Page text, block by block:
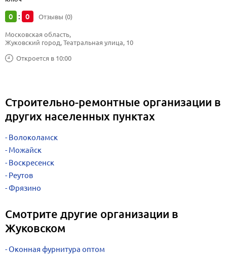
0 : 0 Отзывы (0)
Откроется в 10:00
Московская область,
Жуковский город, Театральная улица, 10
Строительно-ремонтные организации в
других населенных пунктах
Волоколамск
Можайск
Воскресенск
Реутов
Фрязино
Смотрите другие организации в
Жуковском
Оконная фурнитура оптом